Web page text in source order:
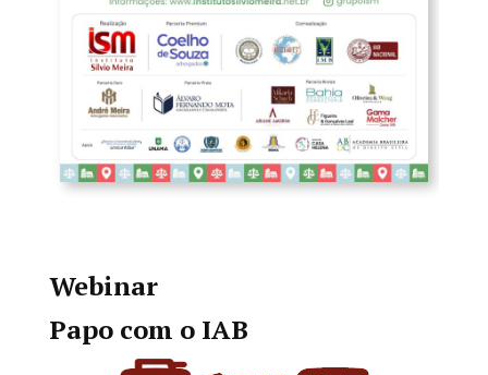
Webinar
Papo com o IAB